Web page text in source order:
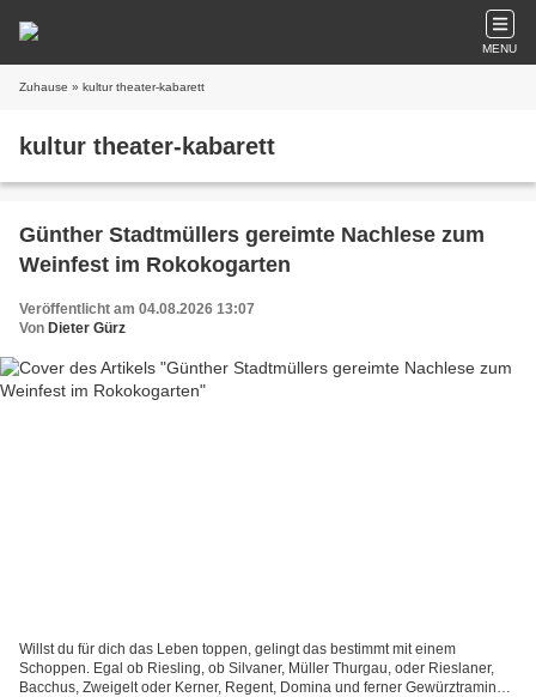
MENU
Zuhause » kultur theater-kabarett
kultur theater-kabarett
Günther Stadtmüllers gereimte Nachlese zum
Weinfest im Rokokogarten
Veröffentlicht am 04.08.2026 13:07
Von Dieter Gürz
Willst du für dich das Leben toppen, gelingt das bestimmt mit einem
Schoppen. Egal ob Riesling, ob Silvaner, Müller Thurgau, oder Rieslaner,
Bacchus, Zweigelt oder Kerner, Regent, Domina und ferner Gewürztraminer,